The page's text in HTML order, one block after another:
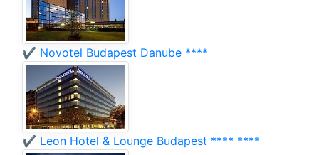
✔️ Novotel Budapest Danube ****
✔️ Leon Hotel & Lounge Budapest **** ****